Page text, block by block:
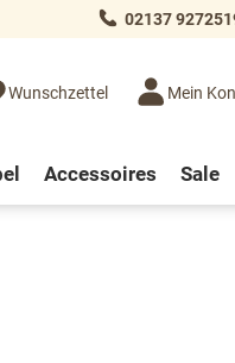
02137
Wunschzettel Mein
Accessoires Sale